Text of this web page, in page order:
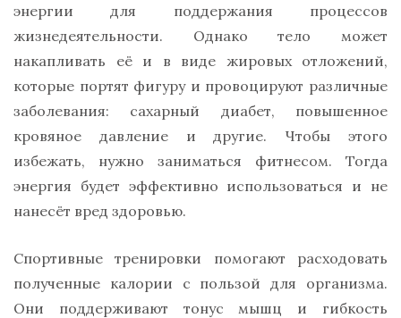
энергии для поддержания процессов
жизнедеятельности. Однако тело может
накапливать её и в виде жировых отложений,
которые портят фигуру и провоцируют различные
заболевания: сахарный диабет, повышенное
кровяное давление и другие. Чтобы этого
избежать, нужно заниматься фитнесом. Тогда
энергия будет эффективно использоваться и не
нанесёт вред здоровью.
Спортивные тренировки помогают расходовать
полученные калории с пользой для организма.
Они поддерживают тонус мышц и гибкость